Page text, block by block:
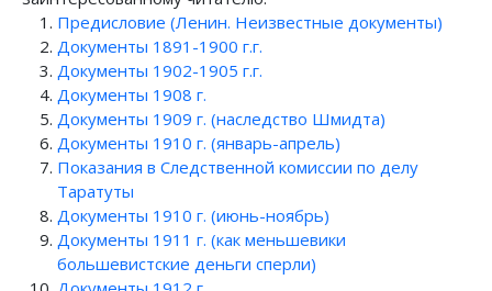
Предисловие (Ленин. Неизвестные документы)
Документы 1891-1900 г.г.
Документы 1902-1905 г.г.
Документы 1908 г.
Документы 1909 г. (наследство Шмидта)
Документы 1910 г. (январь-апрель)
Показания в Следственной комиссии по делу
Таратуты
Документы 1910 г. (июнь-ноябрь)
Документы 1911 г. (как меньшевики
большевистские деньги сперли)